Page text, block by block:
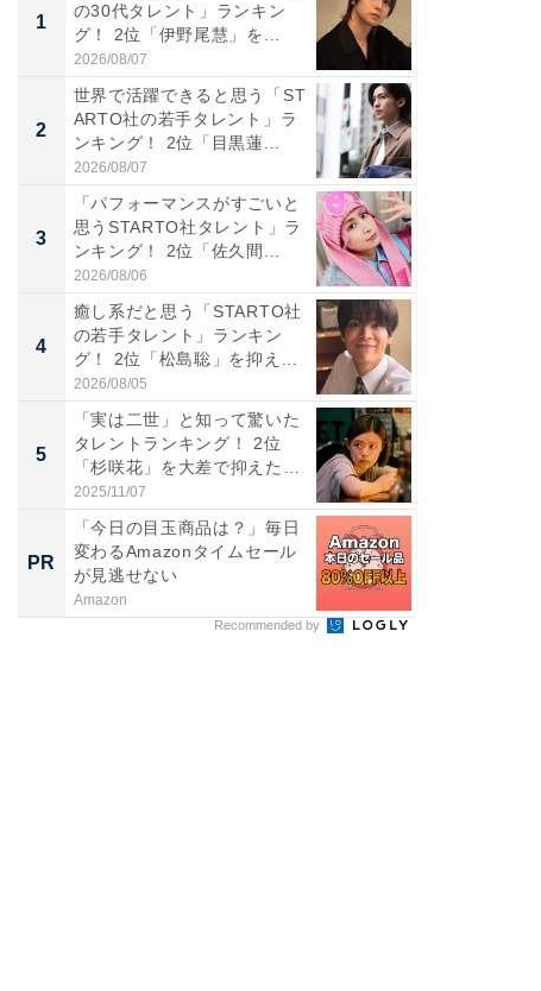
1
の30代タレント」ランキン
グ！ 2位「伊野尾慧」を...
2026/08/07
2
世界で活躍できると思う「ST
ARTO社の若手タレント」ラ
ンキング！ 2位「目黒蓮...
2026/08/07
3
「パフォーマンスがすごいと
思うSTARTO社タレント」ラ
ンキング！ 2位「佐久間...
2026/08/06
4
癒し系だと思う「STARTO社
の若手タレント」ランキン
グ！ 2位「松島聡」を抑え...
2026/08/05
5
「実は二世」と知って驚いた
タレントランキング！ 2位
「杉咲花」を大差で抑えた1
位...
2025/11/07
PR
「今日の目玉商品は？」毎日
変わるAmazonタイムセール
が見逃せない
Amazon
Recommended by